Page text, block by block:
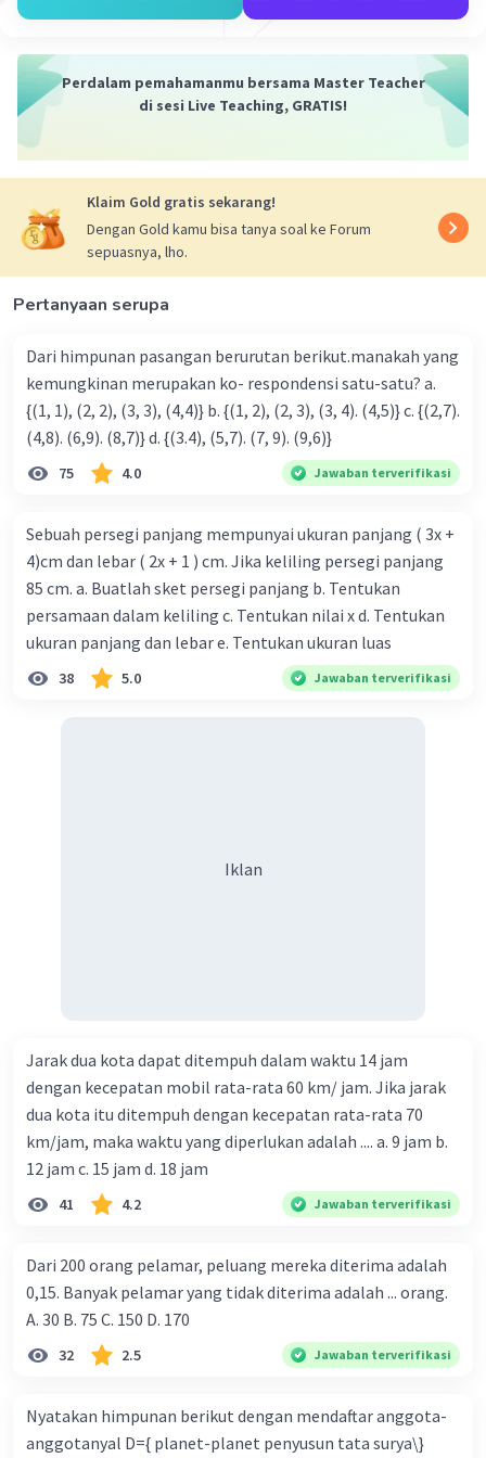
= 67
Jadi, jawaban yang benar dalah 67.
Perdalam pemahamanmu bersama Master Teacher
di sesi Live Teaching, GRATIS!
Klaim Gold gratis sekarang!
Dengan Gold kamu bisa tanya soal ke Forum
sepuasnya, lho.
Pertanyaan serupa
Dari himpunan pasangan berurutan berikut.manakah yang
kemungkinan merupakan ko- respondensi satu-satu? a.
{(1, 1), (2, 2), (3, 3), (4,4)} b. {(1, 2), (2, 3), (3, 4). (4,5)} c. {(2,7).
(4,8). (6,9). (8,7)} d. {(3.4), (5,7). (7, 9). (9,6)}
75 4.0 Jawaban terverifikasi
Sebuah persegi panjang mempunyai ukuran panjang ( 3x +
4)cm dan lebar ( 2x + 1 ) cm. Jika keliling persegi panjang
85 cm. a. Buatlah sket persegi panjang b. Tentukan
persamaan dalam keliling c. Tentukan nilai x d. Tentukan
ukuran panjang dan lebar e. Tentukan ukuran luas
38 5.0 Jawaban terverifikasi
Iklan
Jarak dua kota dapat ditempuh dalam waktu 14 jam
dengan kecepatan mobil rata-rata 60 km/ jam. Jika jarak
dua kota itu ditempuh dengan kecepatan rata-rata 70
km/jam, maka waktu yang diperlukan adalah .... a. 9 jam b.
12 jam c. 15 jam d. 18 jam
41 4.2 Jawaban terverifikasi
Dari 200 orang pelamar, peluang mereka diterima adalah
0,15. Banyak pelamar yang tidak diterima adalah ... orang.
A. 30 B. 75 C. 150 D. 170
32 2.5 Jawaban terverifikasi
Nyatakan himpunan berikut dengan mendaftar anggota-
anggotanyal D={ planet-planet penyusun tata surya\}